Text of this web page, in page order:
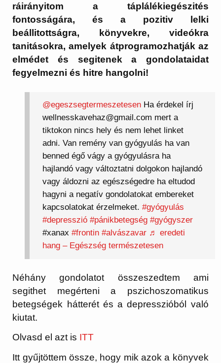
ráirányitom a táplálékiegészités
fontosságára, és a pozitiv lelki
beállitottságra, könyvekre, videókra
tanitásokra, amelyek átprogramozhatják az
elmédet és segitenek a gondolataidat
fegyelmezni és hitre hangolni!
@egeszsegtermeszetesenHa érdekel írj
wellnesskavehaz@gmail.com mert a
tiktokon nincs hely és nem lehet linket
adni. Van remény van gyógyulás ha van
benned égő vágy a gyógyulásra ha
hajlandó vagy változtatni dolgokon hajlandó
vagy áldozni az egészségedre ha eltudod
hagyni a negatív gondolatokat embereket
kapcsolatokat érzelmeket. #gyógyulás
#depresszió #pánikbetegség #gyógyszer
#xanax #frontin #alvászavar ♬ eredeti
hang – Egészség természetesen
Néhány gondolatot összeszedtem ami
segithet megérteni a pszichoszomatikus
betegségek hátterét és a depresszióból való
kiutat.
Olvasd el azt is ITT
Itt gyűjtöttem össze, hogy mik azok a könyvek